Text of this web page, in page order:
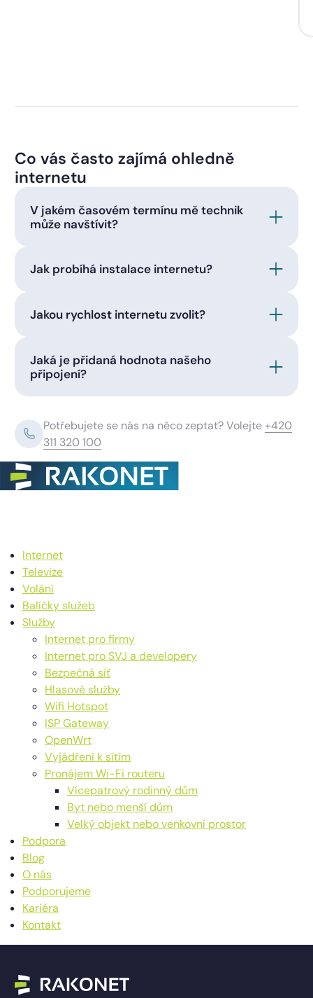
Co vás často zajímá ohledně
internetu
V jakém časovém termínu mě technik
může navštívit?
Jak probíhá instalace internetu?
Jakou rychlost internetu zvolit?
Jaká je přidaná hodnota našeho
připojení?
Potřebujete se nás na něco zeptat? Volejte+420
311 320 100
Internet
Televize
Volání
Balíčky služeb
Služby
Internet pro firmy
Internet pro SVJ a developery
Bezpečná síť
Hlasové služby
Wifi Hotspot
ISP Gateway
OpenWrt
Vyjádření k sítím
Pronájem Wi-Fi routeru
Vícepatrový rodinný dům
Byt nebo menší dům
Velký objekt nebo venkovní prostor
Podpora
Blog
O nás
Podporujeme
Kariéra
Kontakt